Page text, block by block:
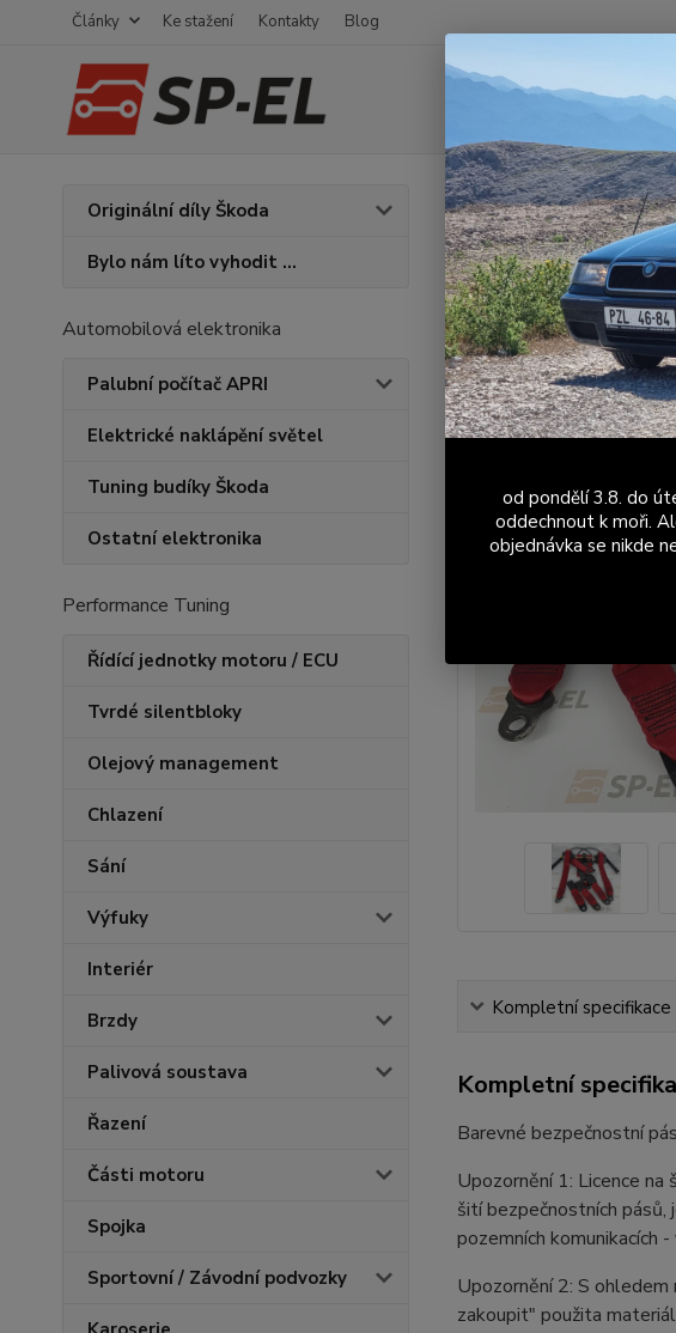
Články Ke stažení Kontakty Blog
Originální díly Škoda
Bylo nám líto vyhodit ...
Automobilová elektronika
Palubní počítač APRI
Elektrické naklápění světel
Tuning budíky Škoda
Ostatní elektronika
Performance Tuning
Řídící jednotky motoru / ECU
Tvrdé silentbloky
Olejový management
Chlazení
Sání
Výfuky
Interiér
Brzdy
Palivová soustava
Řazení
Části motoru
Spojka
Sportovní / Závodní podvozky
Úvod Barevné
Kompletní specifikace
Kompletní
Barevné bezpečnostní
Upozornění 1: Licence
šití bezpečnostních pásů,
pozemních komunikacích
Upozornění 2: S
zakoupit" použita
od pondělí 3.8. do
oddechnout k moři.
objednávka se nikde